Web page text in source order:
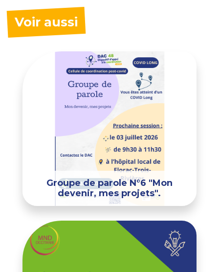
Voir aussi
Groupe de parole N°6 "Mon
devenir, mes projets".